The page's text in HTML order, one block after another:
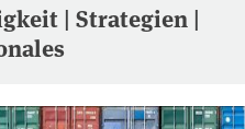
| Strategien |